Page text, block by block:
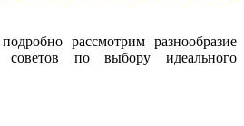
рассмотрим разнообразие
по выбору идеального